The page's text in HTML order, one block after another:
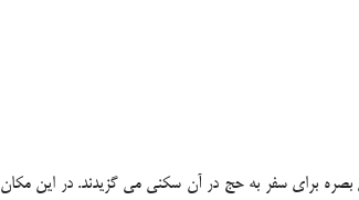
بصره برای سفر به حج در آن سکنی می گزیدند. در این مکان